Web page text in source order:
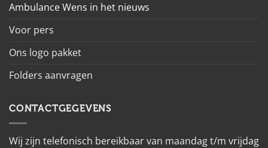
Ambulance Wens in het nieuws
Voor pers
Ons logo pakket
Folders aanvragen
CONTACTGEGEVENS
Wij zijn telefonisch bereikbaar van maandag t/m vrijdag